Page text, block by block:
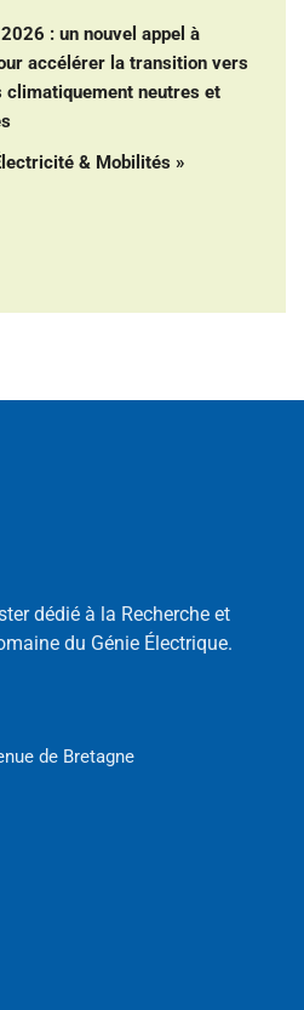
2026 : un nouvel appel à
accélérer la transition vers
climatiquement neutres et
& Mobilités »
dédié à la Recherche et
du Génie Électrique.
de Bretagne